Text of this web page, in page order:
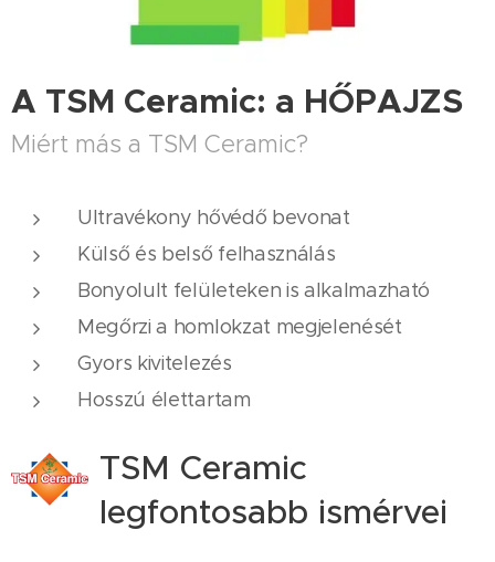
A TSM Ceramic: a HŐPAJZS
Miért más a TSM Ceramic?
Ultravékony hővédő bevonat
Külső és belső felhasználás
Bonyolult felületeken is alkalmazható
Megőrzi a homlokzat megjelenését
Gyors kivitelezés
Hosszú élettartam
TSM Ceramic
legfontosabb ismérvei